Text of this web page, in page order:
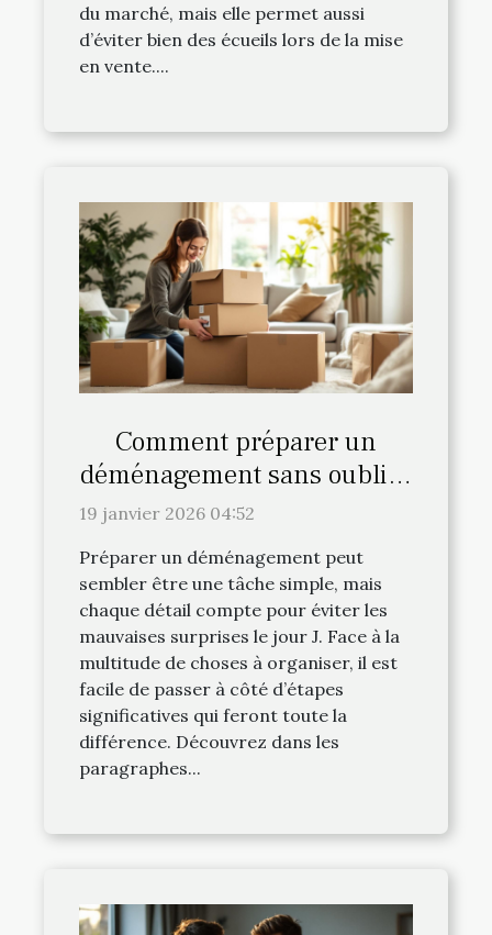
du marché, mais elle permet aussi
d’éviter bien des écueils lors de la mise
en vente....
Comment préparer un
déménagement sans oublier
les détails cruciaux ?
19 janvier 2026 04:52
Préparer un déménagement peut
sembler être une tâche simple, mais
chaque détail compte pour éviter les
mauvaises surprises le jour J. Face à la
multitude de choses à organiser, il est
facile de passer à côté d’étapes
significatives qui feront toute la
différence. Découvrez dans les
paragraphes...